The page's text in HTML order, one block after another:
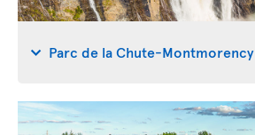
Parc de la Chute-Montmorency